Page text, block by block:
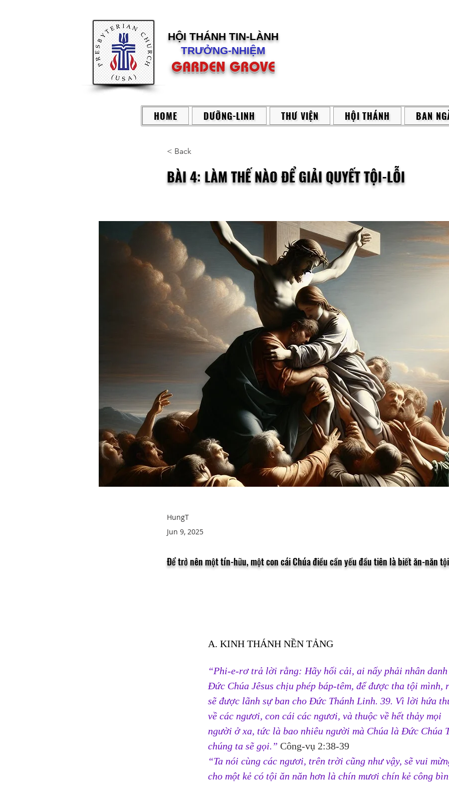
HỘI THÁNH TIN-LÀNH
TRƯỞNG-NHIỆM
GARDEN GROVE
HOME DƯỠNG-LINH THƯ VIỆN HỘI THÁNH BAN
< Back
BÀI 4: LÀM THẾ NÀO ĐỂ GIẢI QUYẾT TỘI-LỖI
HungT
Jun 9, 2025
Để trở nên một tín-hữu, một con cái Chúa điều cần yếu đầu tiên là biết ăn-năn
A. KINH THÁNH NỀN TẢNG
“Phi-e-rơ trả lời rằng: Hãy hối cải, ai nấy phải nhân
Đức Chúa Jêsus chịu phép báp-têm, để được tha tội
sẽ được lãnh sự ban cho Đức Thánh Linh. 39. Vì lời hứa
về các ngươi, con cái các ngươi, và thuộc về hết thảy mọi
người ở xa, tức là bao nhiêu người mà Chúa là Đức Chúa
chúng ta sẽ gọi.” Công-vụ 2:38-39
“Ta nói cùng các ngươi, trên trời cũng như vậy, sẽ vui
cho một kẻ có tội ăn năn hơn là chín mươi chín kẻ công